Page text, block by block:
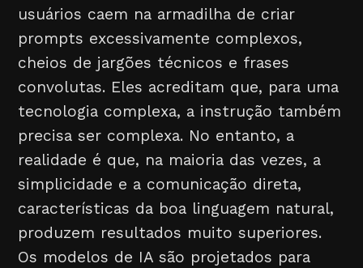
usuários caem na armadilha de criar
prompts excessivamente complexos,
cheios de jargões técnicos e frases
convolutas. Eles acreditam que, para uma
tecnologia complexa, a instrução também
precisa ser complexa. No entanto, a
realidade é que, na maioria das vezes, a
simplicidade e a comunicação direta,
características da boa linguagem natural,
produzem resultados muito superiores.
Os modelos de IA são projetados para